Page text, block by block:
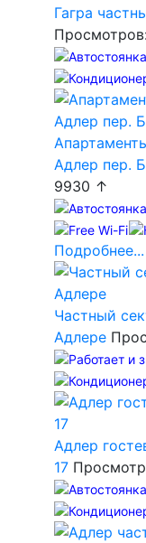
Гагра
Адлер пер.
9930 ↑
Подробнее...
Частный
Адлере
Адлер
17